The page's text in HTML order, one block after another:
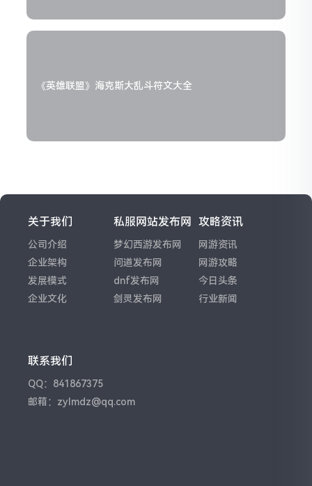
《英雄联盟》海克斯大乱斗符文大全
关于我们
公司介绍
企业架构
发展模式
企业文化
私服网站发布网
梦幻西游发布网
问道发布网
dnf发布网
剑灵发布网
攻略资讯
网游资讯
网游攻略
今日头条
行业新闻
联系我们
QQ：841867375
邮箱：zylmdz@qq.com